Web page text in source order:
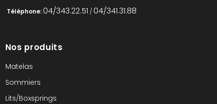
Téléphone: 04/343.22.51 /04/341.31.88
Nos produits
Matelas
Sommiers
Lits/Boxsprings